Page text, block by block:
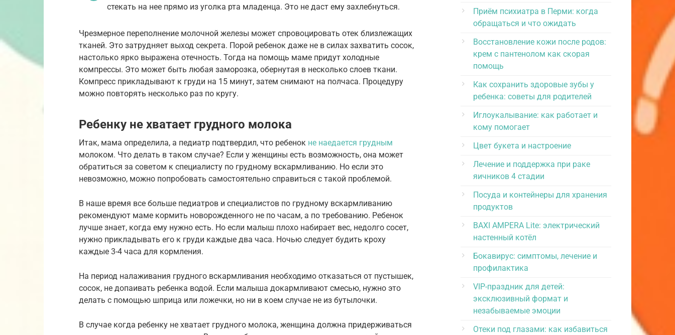
стекать на нее прямо из уголка рта младенца. Это не даст ему захлебнуться.
Чрезмерное переполнение молочной железы может спровоцировать отек близлежащих
тканей. Это затрудняет выход секрета. Порой ребенок даже не в силах захватить сосок,
настолько ярко выражена отечность. Тогда на помощь маме придут холодные
компрессы. Это может быть любая заморозка, обернутая в несколько слоев ткани.
Компресс прикладывают к груди на 15 минут, затем снимают на полчаса. Процедуру
можно повторять несколько раз по кругу.
Ребенку не хватает грудного молока
Итак, мама определила, а педиатр подтвердил, что ребенок не наедается грудным
молоком. Что делать в таком случае? Если у женщины есть возможность, она может
обратиться за советом к специалисту по грудному вскармливанию. Но если это
невозможно, можно попробовать самостоятельно справиться с такой проблемой.
В наше время все больше педиатров и специалистов по грудному вскармливанию
рекомендуют маме кормить новорожденного не по часам, а по требованию. Ребенок
лучше знает, когда ему нужно есть. Но если малыш плохо набирает вес, недолго сосет,
нужно прикладывать его к груди каждые два часа. Ночью следует будить кроху
каждые 3-4 часа для кормления.
На период налаживания грудного вскармливания необходимо отказаться от пустышек,
сосок, не допаивать ребенка водой. Если малыша докармливают смесью, нужно это
делать с помощью шприца или ложечки, но ни в коем случае не из бутылочки.
В случае когда ребенку не хватает грудного молока, женщина должна придерживаться
Приём психиатра в Перми: когда
обращаться и что ожидать
Восстановление кожи после родов:
крем с пантенолом как скорая
помощь
Как сохранить здоровые зубы у
ребенка: советы для родителей
Иглоукалывание: как работает и
кому помогает
Цвет букета и настроение
Лечение и поддержка при раке
яичников 4 стадии
Посуда и контейнеры для хранения
продуктов
BAXI AMPERA Lite: электрический
настенный котёл
Бокавирус: симптомы, лечение и
профилактика
VIP-праздник для детей:
эксклюзивный формат и
незабываемые эмоции
Отеки под глазами: как избавиться